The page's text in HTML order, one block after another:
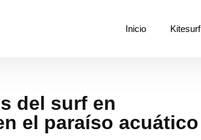
Inicio Kitesurf
del surf en
el paraíso acuático